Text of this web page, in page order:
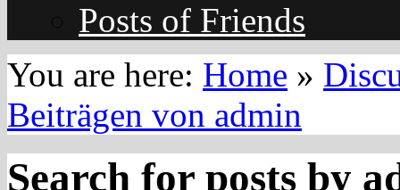
Posts of Friends
You are here: Home »
Beiträgen von admin
Search for posts by